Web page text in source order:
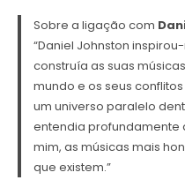
Sobre a ligação com
“Daniel Johnston
construía as suas
mundo e os seus
um universo paralelo
entendia profundamente
mim, as músicas mais
que existem.”